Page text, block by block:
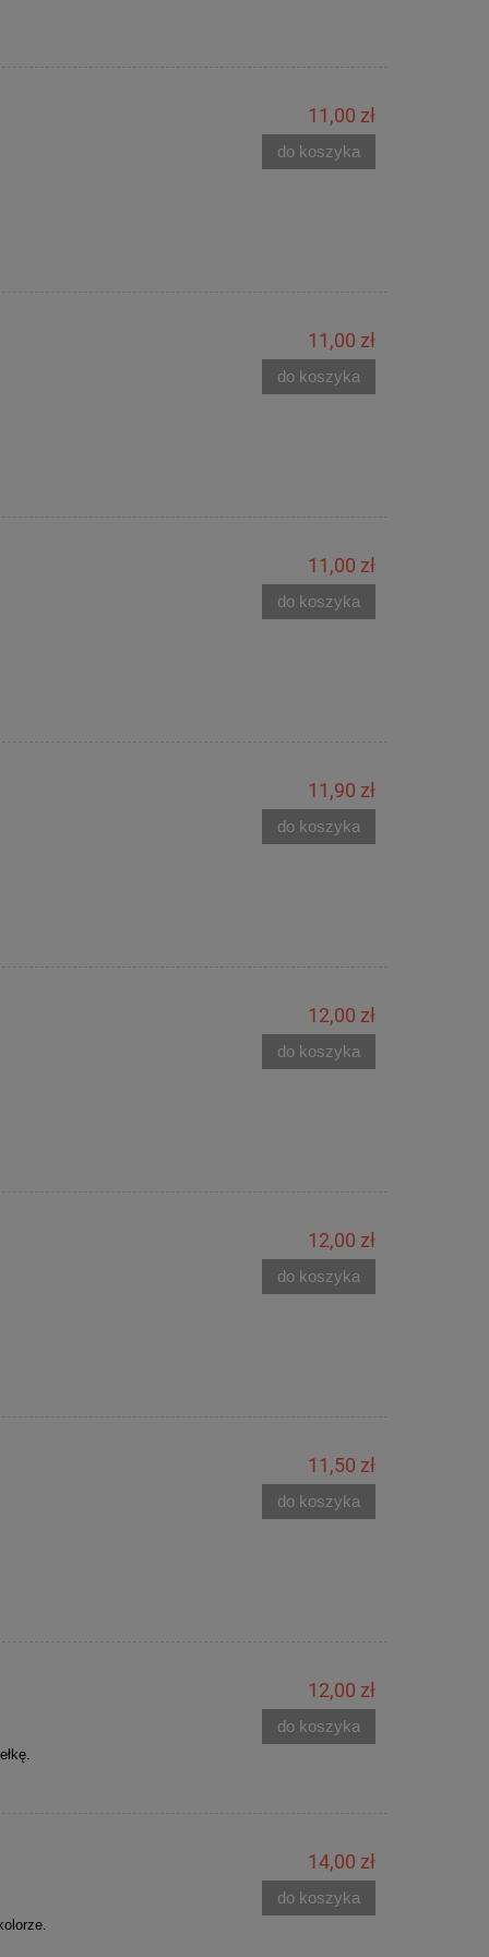
11,00 zł
do koszyka
11,00 zł
do koszyka
11,00 zł
do koszyka
11,90 zł
do koszyka
12,00 zł
do koszyka
12,00 zł
do koszyka
11,50 zł
do koszyka
12,00 zł
do koszyka
14,00 zł
do koszyka